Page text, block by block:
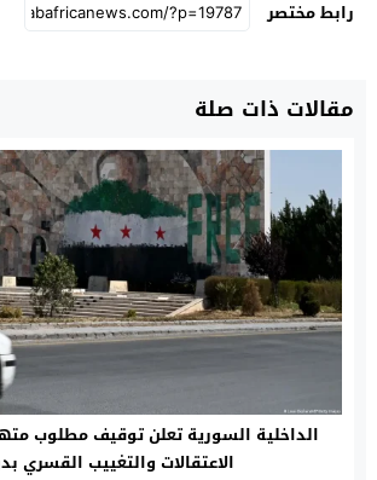
رابط مختصر
مقالات ذات صلة
الداخلية السورية تعلن توقيف مطلوب
الاعتقالات والتغييب القسري